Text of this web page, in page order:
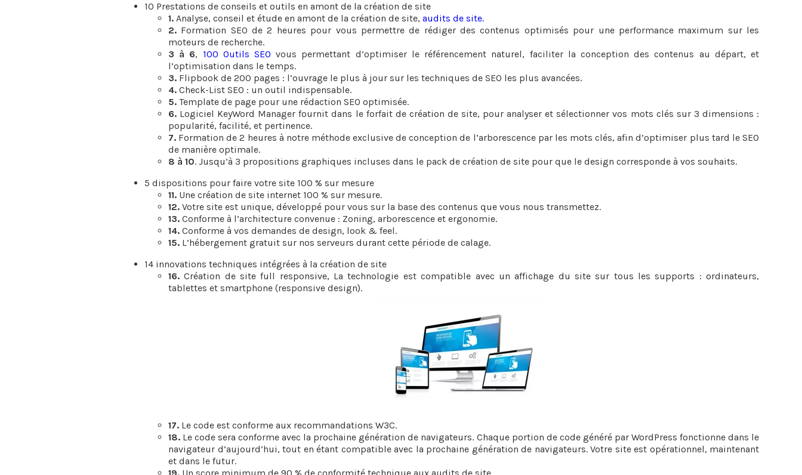
10 Prestations de conseils et outils en amont de la création de site
1. Analyse, conseil et étude en amont de la création de site, audits de site.
2. Formation SEO de 2 heures pour vous permettre de rédiger des contenus optimisés pour une performance maximum sur les
moteurs de recherche.
3 à 6, 100 Outils SEO vous permettant d’optimiser le référencement naturel, faciliter la conception des contenus au départ, et
l’optimisation dans le temps.
3. Flipbook de 200 pages : l’ouvrage le plus à jour sur les techniques de SEO les plus avancées.
4. Check-List SEO : un outil indispensable.
5. Template de page pour une rédaction SEO optimisée.
6. Logiciel KeyWord Manager fournit dans le forfait de création de site, pour analyser et sélectionner vos mots clés sur 3 dimensions :
popularité, facilité, et pertinence.
7. Formation de 2 heures à notre méthode exclusive de conception de l’arborescence par les mots clés, afin d’optimiser plus tard le SEO
de manière optimale.
8 à 10. Jusqu’à 3 propositions graphiques incluses dans le pack de création de site pour que le design corresponde à vos souhaits.
5 dispositions pour faire votre site 100 % sur mesure
11. Une création de site internet 100 % sur mesure.
12. Votre site est unique, développé pour vous sur la base des contenus que vous nous transmettez.
13. Conforme à l’architecture convenue : Zoning, arborescence et ergonomie.
14. Conforme à vos demandes de design, look & feel.
15. L’hébergement gratuit sur nos serveurs durant cette période de calage.
14 innovations techniques intégrées à la création de site
16. Création de site full responsive, La technologie est compatible avec un affichage du site sur tous les supports : ordinateurs,
tablettes et smartphone (responsive design).
17. Le code est conforme aux recommandations W3C.
18. Le code sera conforme avec la prochaine génération de navigateurs. Chaque portion de code généré par WordPress fonctionne dans le
navigateur d’aujourd’hui, tout en étant compatible avec la prochaine génération de navigateurs. Votre site est opérationnel, maintenant
et dans le futur.